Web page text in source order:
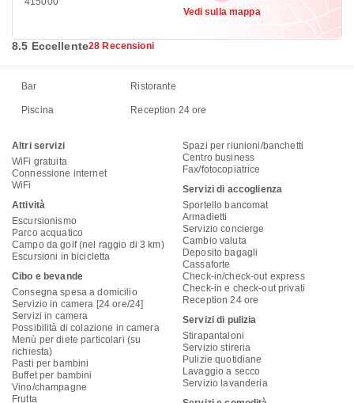
Vedi sulla mappa
8.5 Eccellente28 Recensioni
Bar Ristorante
Piscina Reception 24 ore
Altri servizi
WiFi gratuita
Connessione internet
WiFi
Attività
Escursionismo
Parco acquatico
Campo da golf (nel raggio di 3 km)
Escursioni in bicicletta
Cibo e bevande
Consegna spesa a domicilio
Servizio in camera [24 ore/24]
Servizi in camera
Possibilità di colazione in camera
Menù per diete particolari (su
richiesta)
Pasti per bambini
Buffet per bambini
Vino/champagne
Frutta
Spazi per riunioni/banchetti
Centro business
Fax/fotocopiatrice
Servizi di accoglienza
Sportello bancomat
Armadietti
Servizio concierge
Cambio valuta
Deposito bagagli
Cassaforte
Check-in/check-out express
Check-in e check-out privati
Reception 24 ore
Servizi di pulizia
Stirapantaloni
Servizio stireria
Pulizie quotidiane
Lavaggio a secco
Servizio lavanderia